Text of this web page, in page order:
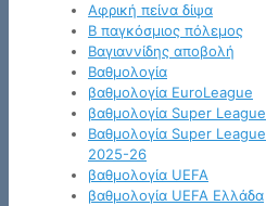
Αφρική πείνα δίψα
Β παγκόσμιος πόλεμος
Βαγιαννίδης αποβολή
Βαθμολογία
βαθμολογία EuroLeague
βαθμολογία Super League
Βαθμολογία Super League
2025-26
βαθμολογία UEFA
βαθμολογία UEFA Ελλάδα